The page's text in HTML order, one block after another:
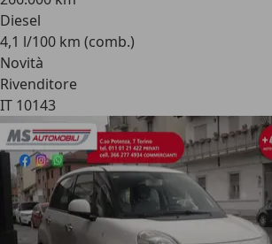
Diesel
4,1 l/100 km (comb.)
Novità
Rivenditore
IT 10143